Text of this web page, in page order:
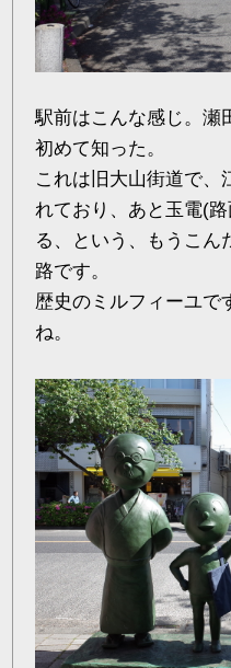
駅前はこんな感じ。瀬
初めて知った。
これは旧大山街道で、
れており、あと玉電(
る、という、もうこん
路です。
歴史のミルフィーユで
ね。